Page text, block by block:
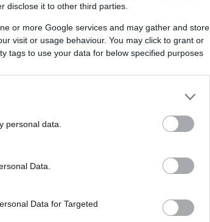
disclose it to other third parties.
or more Google services and may gather and store
visit or usage behaviour. You may click to grant or
tags to use your data for below specified purposes
personal data.
Data.
Data for Targeted
να μην αρθεί η
για σχόλιο
της Δυτικής Θράκης,